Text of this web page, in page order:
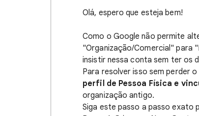
Olá, espero que esteja bem!
Como o Google não permite
"Organização/Comercial" para
insistir nessa conta sem ter os
Para resolver isso sem perder
perfil de Pessoa Física e
organização antigo.
Siga este passo a passo exato